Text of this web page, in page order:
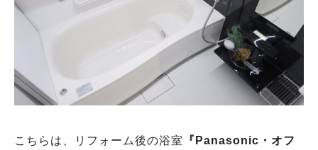
こちらは、リフォーム後の浴室 『Panasonic・オフ